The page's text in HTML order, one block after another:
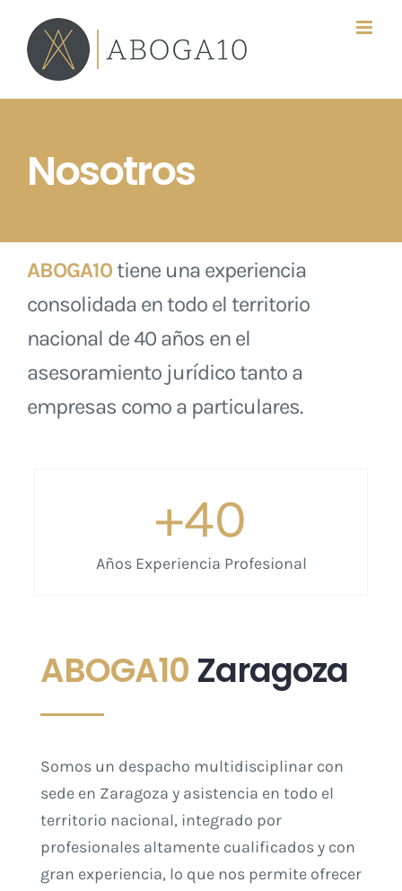
contenido
Nosotros
ABOGA10tiene una experiencia
consolidada en todo el territorio
nacional de 40 años en el
asesoramiento jurídico tanto a
empresas como a particulares.
+40
Años Experiencia Profesional
ABOGA10 Zaragoza
Somos un despacho multidisciplinar con
sede en Zaragoza y asistencia en todo el
territorio nacional, integrado por
profesionales altamente cualificados y con
gran experiencia, lo que nos permite ofrecer